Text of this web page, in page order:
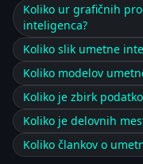
Koliko ur grafičnih
inteligenca?
Koliko slik umetne
Koliko modelov
Koliko je zbirk
Koliko je delovnih
Koliko člankov o